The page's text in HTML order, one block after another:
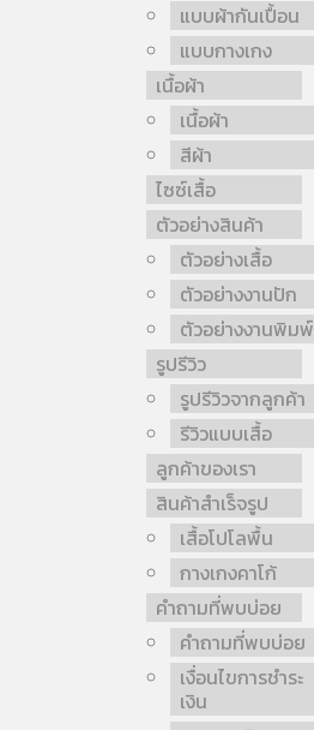
แบบผ้ากันเปื้อน
แบบกางเกง
เนื้อผ้า
เนื้อผ้า
สีผ้า
ไซซ์เสื้อ
ตัวอย่างสินค้า
ตัวอย่างเสื้อ
ตัวอย่างงานปัก
ตัวอย่างงานพิมพ์
รูปรีวิว
รูปรีวิวจากลูกค้า
รีวิวแบบเสื้อ
ลูกค้าของเรา
สินค้าสำเร็จรูป
เสื้อโปโลพื้น
กางเกงคาโก้
คำถามที่พบบ่อย
คำถามที่พบบ่อย
เงื่อนไขการชำระ
เงิน